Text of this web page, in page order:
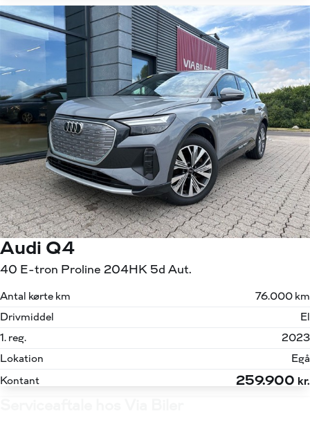
Audi Q4
40 E-tron Proline 204HK 5d Aut.
Antal kørte km
76.000 km
Drivmiddel
El
1. reg.
2023
Lokation
Egå
Kontant
259.900 kr.